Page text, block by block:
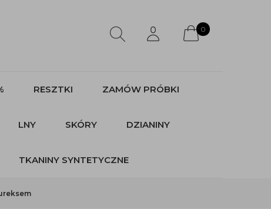
0
RESZTKI ZAMÓW PRÓBKI
LNY SKÓRY DZIANINY
TKANINY SYNTETYCZNE